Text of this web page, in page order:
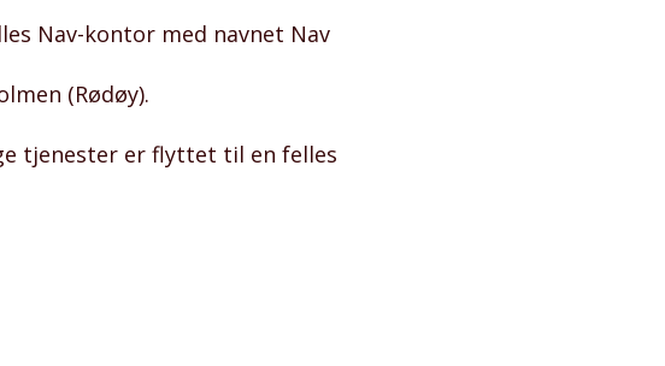
Nav-kontor med navnet Nav
(Rødøy).
tjenester er flyttet til en felles